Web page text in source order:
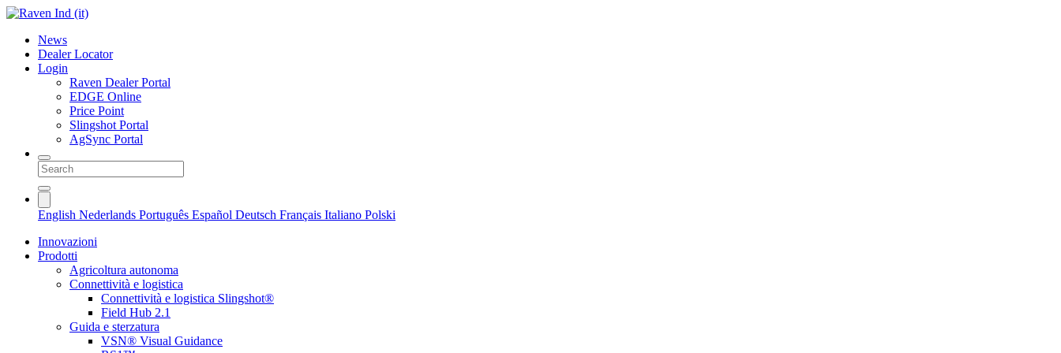
News
Dealer Locator
Login
Raven Dealer Portal
EDGE Online
Price Point
Slingshot Portal
AgSync Portal
English Nederlands Português Español Deutsch Français Italiano Polski
Innovazioni
Prodotti
Agricoltura autonoma
Connettività e logistica
Connettività e logistica Slingshot®
Field Hub 2.1
Guida e sterzatura
VSN® Visual Guidance